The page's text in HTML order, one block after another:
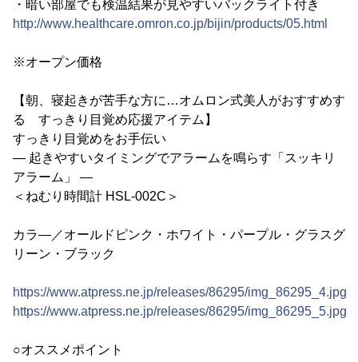
・暗い部屋でも検温結果が見やすいバックライト付き
http://www.healthcare.omron.co.jp/bijin/products/05.html
※オープン価格
【朝、寝起きが苦手な方に…オムロン式美人がおすすめす
る すっきり目覚め応援アイテム】
すっきり目覚めをお手伝い
― 起きやすいタイミングでアラームを鳴らす「スッキリ
アラーム」 ―
＜ねむり時間計 HSL-002C＞
カラ―／オールドピンク・ホワイト・パープル・グラスグ
リーン・ブラック
https://www.atpress.ne.jp/releases/86295/img_86295_4.jpg
https://www.atpress.ne.jp/releases/86295/img_86295_5.jpg
○オススメポイント